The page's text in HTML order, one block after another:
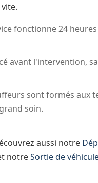
fonctionne 24
avant l'intervention,
sont formés aux
soin.
aussi notre
notreSortie de